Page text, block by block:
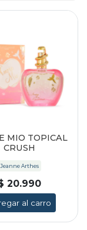
MIO TOPICAL
CRUSH
Jeanne Arthes
20.990
al carro